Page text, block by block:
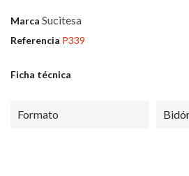
Marca Sucitesa
Referencia P339
Ficha técnica
Formato